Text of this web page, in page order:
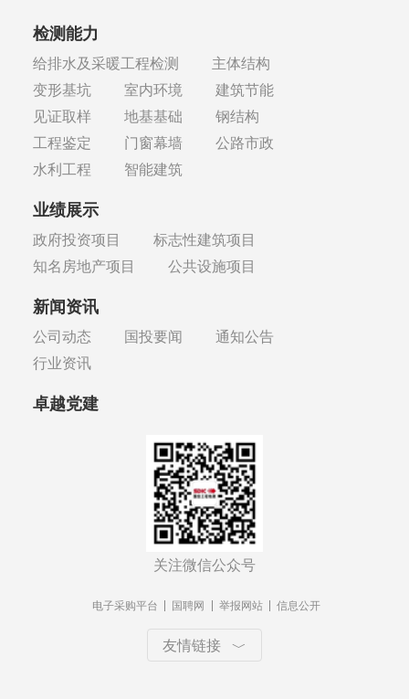
检测能力
给排水及采暖工程检测
主体结构
变形基坑
室内环境
建筑节能
见证取样
地基基础
钢结构
工程鉴定
门窗幕墙
公路市政
水利工程
智能建筑
业绩展示
政府投资项目
标志性建筑项目
知名房地产项目
公共设施项目
新闻资讯
公司动态 国投要闻
通知公告
行业资讯
卓越党建
关注微信公众号
电子采购平台 国聘网 举报网站 信息公开
友情链接